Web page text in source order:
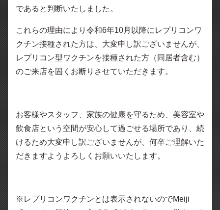
であると判断いたしました。
これらの理由により令和6年10月以降にレプリコンワ
クチン接種された方は、大変申し訳ございませんが、
レプリコン型ワクチンを接種された方（同居者含む）
のご来店を固くお断りさせていただきます。
お客様やスタッフ、家族の健康を守るため、美容室や
飲食店という空間が安心して過ごせる場所であり、続
けるため大変申し訳ございませんが、何卒ご理解いた
だきますようよろしくお願いいたします。
※レプリコンワクチンとは表示されないのでMeiji